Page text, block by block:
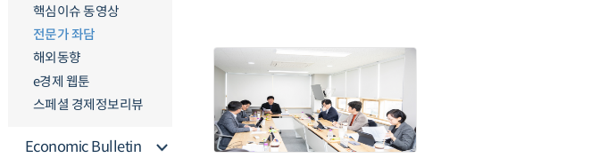
핵심이슈 동영상
전문가 좌담
해외동향
e경제 웹툰
스페셜 경제정보리뷰
Economic Bulletin